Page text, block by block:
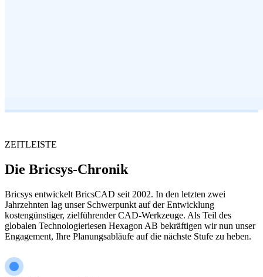
ZEITLEISTE
Die Bricsys-Chronik
Bricsys entwickelt BricsCAD seit 2002. In den letzten zwei
Jahrzehnten lag unser Schwerpunkt auf der Entwicklung
kostengünstiger, zielführender CAD-Werkzeuge. Als Teil des
globalen Technologieriesen Hexagon AB bekräftigen wir nun unser
Engagement, Ihre Planungsabläufe auf die nächste Stufe zu heben.